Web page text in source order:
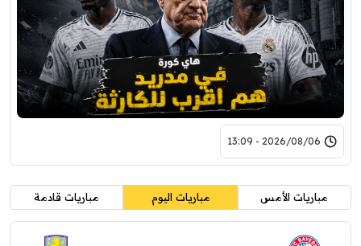
2026/08/06 - 13:09
مباريات الأمس مباريات اليوم مباريات قادمة